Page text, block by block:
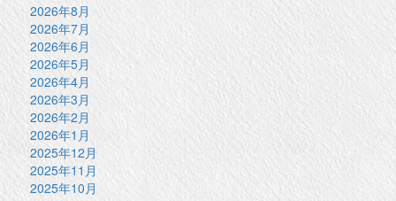
2026年8月
2026年7月
2026年6月
2026年5月
2026年4月
2026年3月
2026年2月
2026年1月
2025年12月
2025年11月
2025年10月